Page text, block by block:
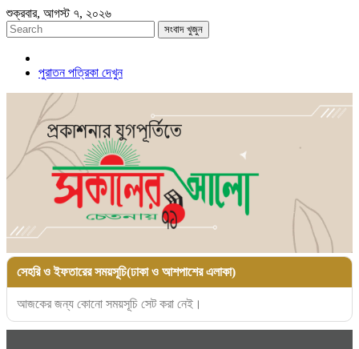
শুক্রবার, আগস্ট ৭, ২০২৬
সংবাদ খুজুন
পুরাতন পত্রিকা দেখুন
সেহরি ও ইফতারের সময়সূচি(ঢাকা ও আশপাশের এলাকা)
আজকের জন্য কোনো সময়সূচি সেট করা নেই।